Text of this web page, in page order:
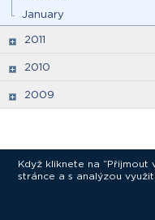
January
2011
2010
2009
Když kliknete na
stránce a s analýzou